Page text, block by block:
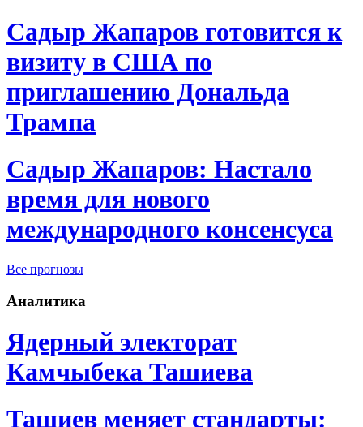
Садыр Жапаров готовится к
визиту в США по
приглашению Дональда
Трампа
Садыр Жапаров: Настало
время для нового
международного консенсуса
Все прогнозы
Аналитика
Ядерный электорат
Камчыбека Ташиева
Ташиев меняет стандарты: